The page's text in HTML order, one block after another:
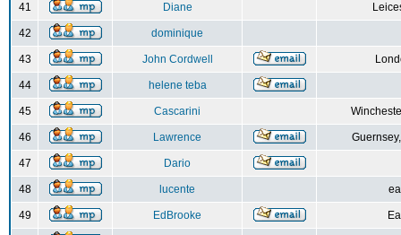
41 Diane
42 dominique
43 John Cordwell
44 helene teba
45 Cascarini
46 Lawrence
47 Dario
48 lucente
49 EdBrooke